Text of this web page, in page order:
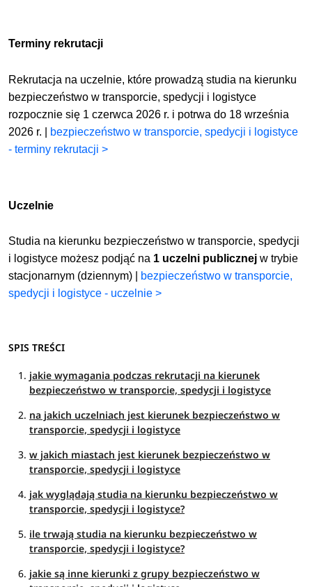
Terminy rekrutacji
Rekrutacja na uczelnie, które prowadzą studia na kierunku
bezpieczeństwo w transporcie, spedycji i logistyce
rozpocznie się 1 czerwca 2026 r. i potrwa do 18 września
2026 r. |
bezpieczeństwo w transporcie, spedycji i logistyce
- terminy rekrutacji >
Uczelnie
Studia na kierunku bezpieczeństwo w transporcie, spedycji
i logistyce możesz podjąć na 1 uczelni publicznej w trybie
stacjonarnym (dziennym) |
bezpieczeństwo w transporcie,
spedycji i logistyce - uczelnie >
SPIS TREŚCI
jakie wymagania podczas rekrutacji na kierunek
bezpieczeństwo w transporcie, spedycji i logistyce
na jakich uczelniach jest kierunek bezpieczeństwo w
transporcie, spedycji i logistyce
w jakich miastach jest kierunek bezpieczeństwo w
transporcie, spedycji i logistyce
jak wyglądają studia na kierunku bezpieczeństwo w
transporcie, spedycji i logistyce?
ile trwają studia na kierunku bezpieczeństwo w
transporcie, spedycji i logistyce?
jakie są inne kierunki z grupy bezpieczeństwo w